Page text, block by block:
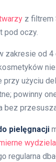
z filtrem
pod oczy.
zakresie od 4
użyciu
powinny
bez
pielęgnacji
regularna